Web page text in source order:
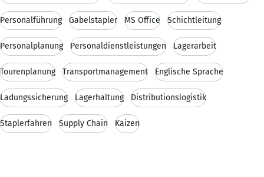
Personalführung Gabelstapler MS Office Schichtleitung
Personalplanung Personaldienstleistungen Lagerarbeit
Tourenplanung Transportmanagement Englische Sprache
Ladungssicherung Lagerhaltung Distributionslogistik
Staplerfahren Supply Chain Kaizen